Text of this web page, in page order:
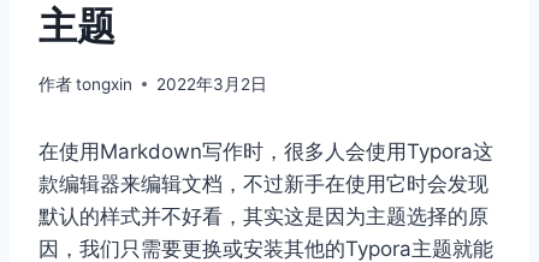
主题
作者tongxin 2022年3月2日
在使用Markdown写作时，很多人会使用Typora这
款编辑器来编辑文档，不过新手在使用它时会发现
默认的样式并不好看，其实这是因为主题选择的原
因，我们只需要更换或安装其他的Typora主题就能